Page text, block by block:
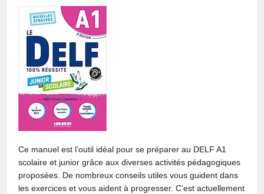
Ce manuel est l’outil idéal pour se préparer au DELF A1
scolaire et junior grâce aux diverses activités pédagogiques
proposées. De nombreux conseils utiles vous guident dans
les exercices et vous aident à progresser. C’est actuellement